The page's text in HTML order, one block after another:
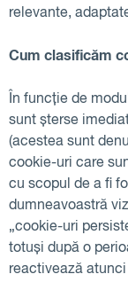
relevante,
Cum clasificăm
În funcție de
sunt șterse
(acestea sunt
cookie-uri care
cu scopul de a fi
dumneavoastră
„cookie-uri
totuși după o
reactivează